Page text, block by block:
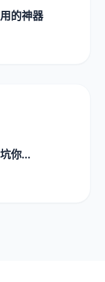
的神器
你...